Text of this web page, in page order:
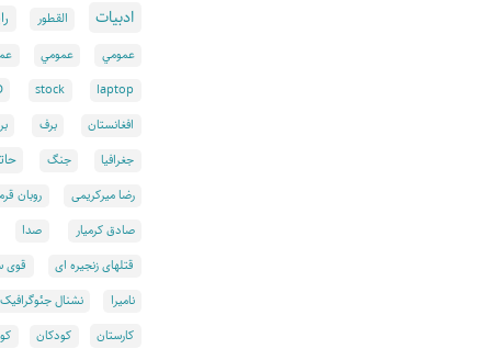
ادبيات القطور
عمومي
عمومي
laptop
stock
افغانستان
برف
جغرافیا
جنگ
رضا میرکریمی
روبان
صادق کرمیار
صدا
قتلهای زنجیره ای
قوی
نامیرا
نشنال جئوگرافیک
کارستان کودکان